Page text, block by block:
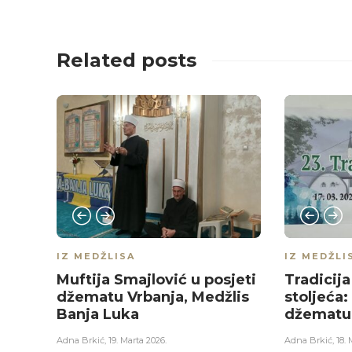
Related posts
IZ MEDŽLISA
Muftija Smajlović u posjeti
džematu Vrbanja, Medžlis
Banja Luka
Adna Brkić, 19. Marta 2026.
IZ
Adna Brkić, 18.